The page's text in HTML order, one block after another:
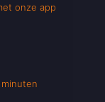
onze app